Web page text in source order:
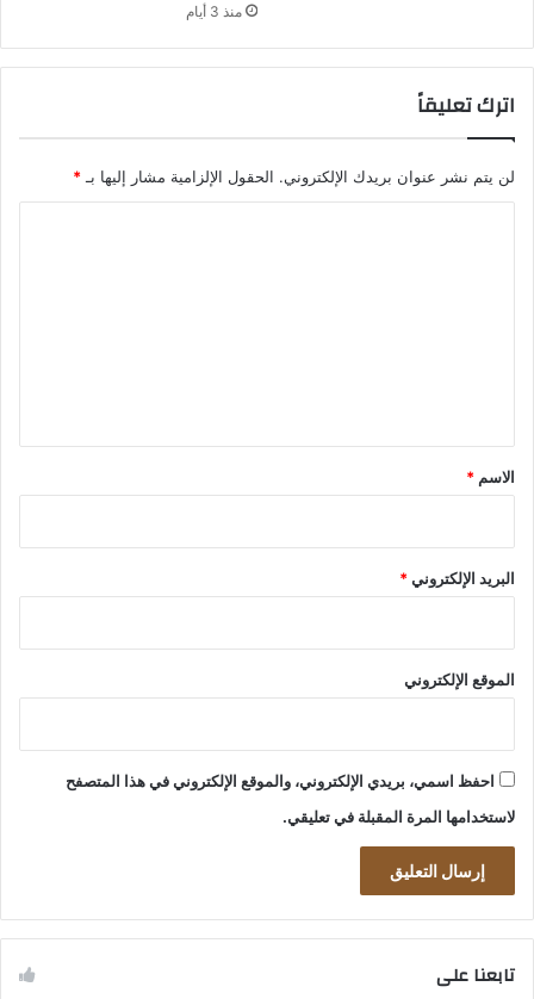
منذ 3 أيام
اترك تعليقاً
لن يتم نشر عنوان بريدك الإلكتروني. الحقول الإلزامية مشار إليها بـ *
*
الاسم *
البريد الإلكتروني*
الموقع الإلكتروني
احفظ اسمي، بريدي الإلكتروني، والموقع الإلكتروني في هذا المتصفح
لاستخدامها المرة المقبلة في تعليقي.
تابعنا على